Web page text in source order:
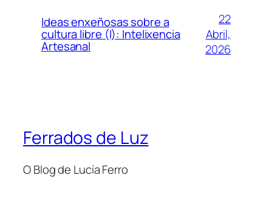
Ideas enxeñosas sobre a
cultura libre (I): Intelixencia
Artesanal
22
Abril,
2026
Ferrados de Luz
O Blog de Lucía Ferro